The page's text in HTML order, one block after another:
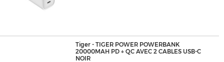
Tiger - TIGER POWER POWERBANK
20000MAH PD + QC AVEC 2 CABLES USB-C
NOIR